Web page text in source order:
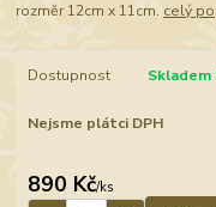
rozměr 12cm x 11cm. celý
Dostupnost Skladem
Nejsme plátci DPH
890 Kč/ks